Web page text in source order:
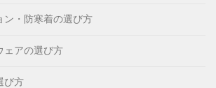
ン・防寒着の選び方
ェアの選び方
び方